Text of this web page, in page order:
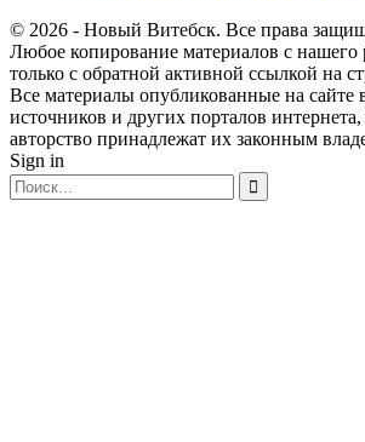
© 2026 - Новый Витебск. Все права
Любое копирование материалов с нашего
только с обратной активной ссылкой на
Все материалы опубликованные на сайте
источников и других порталов интернета,
авторство принадлежат их законным
Sign in